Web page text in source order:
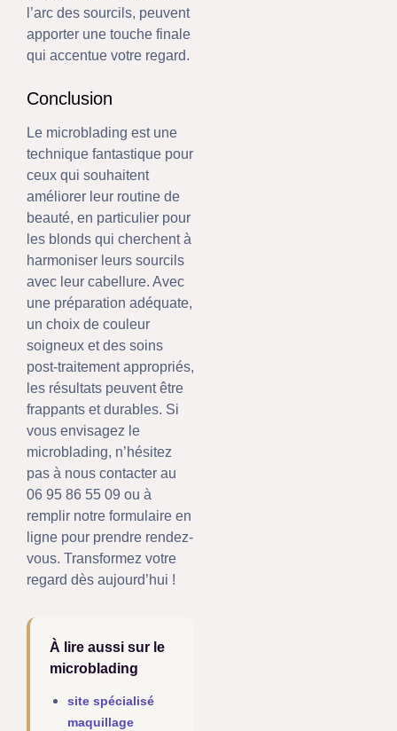
l’arc des sourcils, peuvent
apporter une touche finale
qui accentue votre regard.
Conclusion
Le microblading est une
technique fantastique pour
ceux qui souhaitent
améliorer leur routine de
beauté, en particulier pour
les blonds qui cherchent à
harmoniser leurs sourcils
avec leur cabellure. Avec
une préparation adéquate,
un choix de couleur
soigneux et des soins
post-traitement appropriés,
les résultats peuvent être
frappants et durables. Si
vous envisagez le
microblading, n’hésitez
pas à nous contacter au
06 95 86 55 09 ou à
remplir notre formulaire en
ligne pour prendre rendez-
vous. Transformez votre
regard dès aujourd’hui !
À lire aussi sur le
microblading
site spécialisé
maquillage